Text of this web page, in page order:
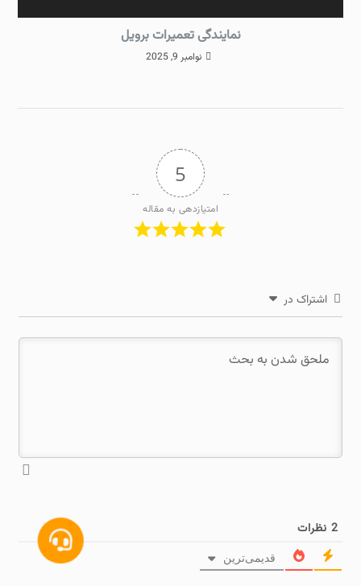
نمایندگی تعمیرات برویل
نوامبر 9, 2025
5
امتیازدهی به مقاله
اشتراک در
2 نظرات
قدیمی‌ترین